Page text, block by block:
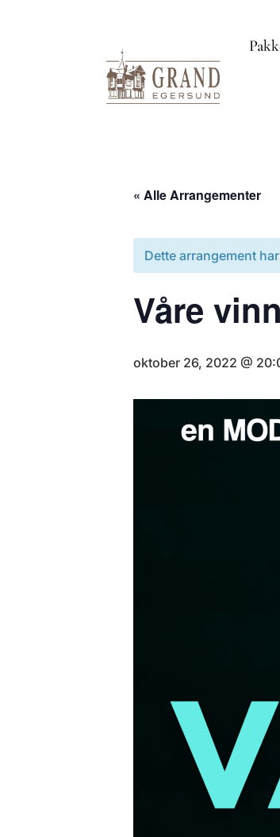
« Alle Arrangementer
Dette arrangement
Våre
oktober 26, 2022 @